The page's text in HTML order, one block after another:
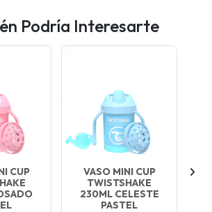
Podría Interesarte
CUP
VASO MINI CUP
TWISTSHAKE
230ML CELESTE
PASTEL